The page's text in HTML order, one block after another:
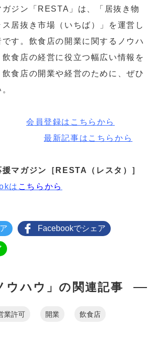
ジン「RESTA」は、「居抜き物
居抜き市場（いちば）」を運営し
す。飲食店の開業に関するノウハ
食店の経営に役立つ幅広い情報を
食店の開業や経営のために、ぜひ
会員登録はこちらから
最新記事はこちらから
マガジン［RESTA（レスタ）］
は こちらから
Facebookでシェア
ウハウ」の関連記事
業許可 開業 飲食店